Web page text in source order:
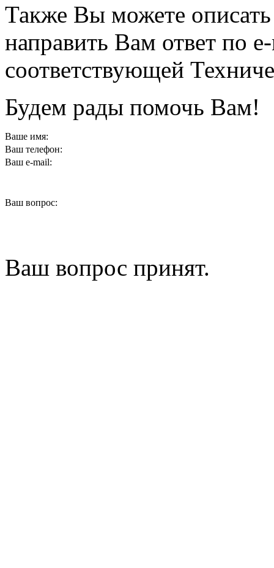
Также Вы можете
направить Вам ответ по
соответствующей
Будем рады помочь Вам!
Ваше имя:
Ваш телефон:
Ваш e-mail:
Ваш вопрос:
Ваш вопрос принят.